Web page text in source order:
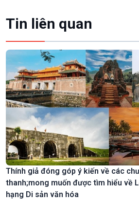
Tin liên quan
Thính giả đóng góp ý kiến về các
thanh;mong muốn được tìm hiểu về Lễ hội Đền Hùng, xếp
hạng Di sản văn hóa